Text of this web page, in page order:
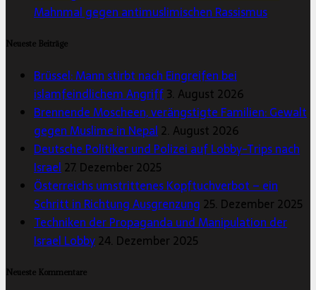
Mahnmal gegen antimuslimischen Rassismus
Neueste Beiträge
Brüssel: Mann stirbt nach Eingreifen bei
islamfeindlichem Angriff3. August 2026
Brennende Moscheen, verängstigte Familien: Gewalt
gegen Muslime in Nepal 2. August 2026
Deutsche Politiker und Polizei auf Lobby-Trips nach
Israel 27. Dezember 2025
Österreichs umstrittenes Kopftuchverbot – ein
Schritt in Richtung Ausgrenzung 25. Dezember 2025
Techniken der Propaganda und Manipulation der
Israel Lobby24. Dezember 2025
Neueste Kommentare